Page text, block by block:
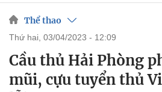
Thể thao
thứ hai, 03/04/2023 - 12:09
Cầu thủ Hải Phòng
mũi, cựu tuyển thủ